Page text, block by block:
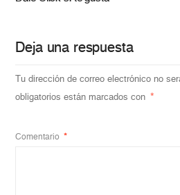
Deja una respuesta
Tu dirección de correo electrónico no
obligatorios están marcados con
*
Comentario *